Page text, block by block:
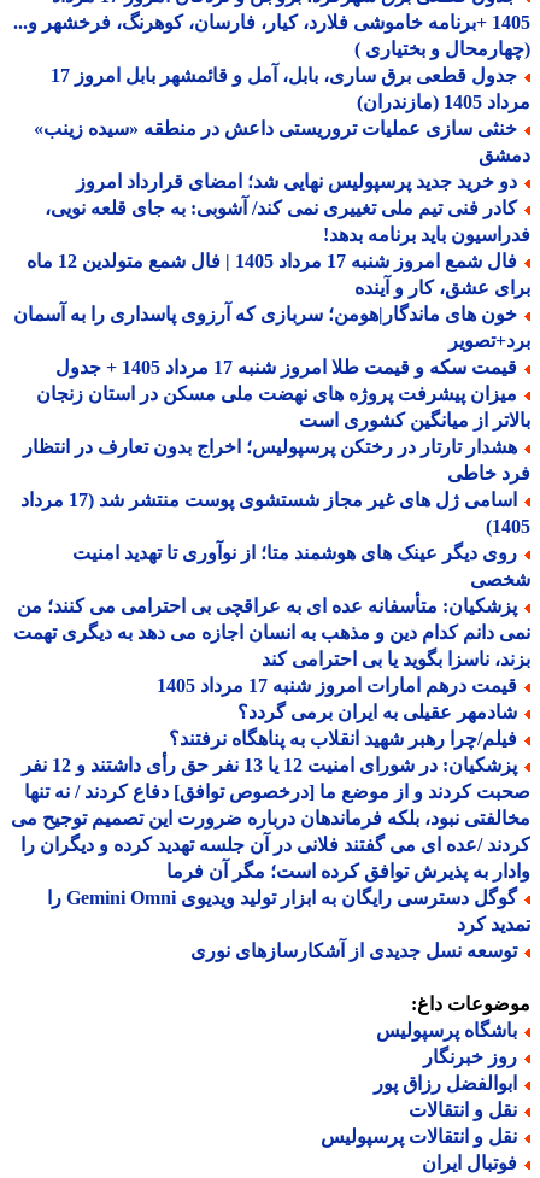
1405 +برنامه خاموشی فلارد، کیار، فارسان، کوهرنگ، فرخشهر و...
و بختیاری )
جدول قطعی برق ساری، بابل، آمل و قائمشهر بابل امروز 17
(مازندران)
سازی عملیات تروریستی داعش در منطقه «سیده زینب»
خرید جدید پرسپولیس نهایی شد؛ امضای قرارداد امروز
فنی تیم ملی تغییری نمی کند/ آشوبی: به جای قلعه نویی،
باید برنامه بدهد!
فال شمع امروز شنبه 17 مرداد 1405 | فال شمع متولدین 12 ماه
عشق، کار و آینده
های ماندگار|هومن؛ سربازی که آرزوی پاسداری را به آسمان
سکه و قیمت طلا امروز شنبه 17 مرداد 1405 + جدول
پیشرفت پروژه های نهضت ملی مسکن در استان زنجان
از میانگین کشوری است
تارتار در رختکن پرسپولیس؛ اخراج بدون تعارف در انتظار
خاطی
اسامی ژل های غیر مجاز شستشوی پوست منتشر شد (17 مرداد
دیگر عینک های هوشمند متا؛ از نوآوری تا تهدید امنیت
متأسفانه عده ای به عراقچی بی احترامی می کنند؛ من
دانم کدام دین و مذهب به انسان اجازه می دهد به دیگری تهمت
ناسزا بگوید یا بی احترامی کند
درهم امارات امروز شنبه 17 مرداد 1405
عقیلی به ایران برمی گردد؟
چرا رهبر شهید انقلاب به پناهگاه نرفتند؟
پزشکیان: در شورای امنیت 12 یا 13 نفر حق رأی داشتند و 12 نفر
کردند و از موضع ما [درخصوص توافق] دفاع کردند / نه تنها
نبود، بلکه فرماندهان درباره ضرورت این تصمیم توجیح می
/عده ای می گفتند فلانی در آن جلسه تهدید کرده و دیگران را
به پذیرش توافق کرده است؛ مگر آن فرما
گوگل دسترسی رایگان به ابزار تولید ویدیوی Gemini Omni را
کرد
نسل جدیدی از آشکارسازهای نوری
داغ:
پرسپولیس
خبرنگار
رزاق پور
و انتقالات
و انتقالات پرسپولیس
ایران